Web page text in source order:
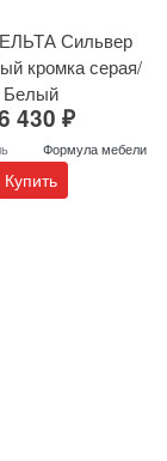
Сильвер
кромка серая/
Белый
430 ₽
Формула мебели
Купить